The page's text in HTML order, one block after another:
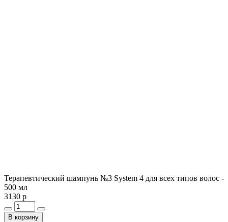
Терапевтический шампунь №3 System 4 для всех типов волос -
500 мл
3130 р
В корзину